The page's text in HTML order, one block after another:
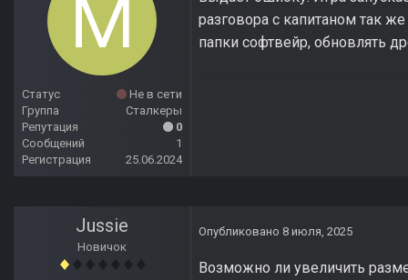
Статус
Не в сети
Группа
Сталкеры
Репутация
0
Сообщений
1
Регистрация
25.06.2024
разговора с капитаном так
папки софтвейр, обновлять
Jussie
Новичок
Опубликовано 8 июля, 2025
Возможно ли увеличить